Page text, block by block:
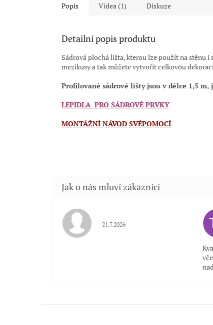
Popis Videa (1) Diskuze
Detailní popis produktu
Sádrová plochá lišta, kterou lze použít na stěnu
mezikusy a tak můžete vytvořit celkovou
Profilované sádrové lišty jsouv délce 1,5 m,
LEPIDLA PRO SÁDROVÉ PRVKY
MONTÁŽNÍ NÁVOD SVÉPOMOCÍ
Hodnocení obchodu je 5 z 5
21.7.2026